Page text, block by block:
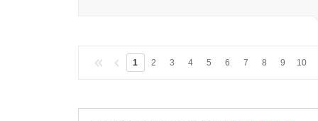
1 2 3 4 5 6 7 8 9 10